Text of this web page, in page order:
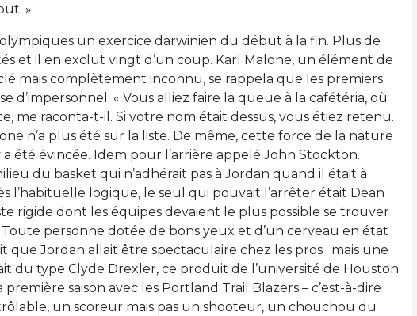
»
un exercice darwinien du début à la fin. Plus de
et il en exclut vingt d’un coup. Karl Malone, un élément de
mais complètement inconnu, se rappela que les premiers
d’impersonnel. « Vous alliez faire la queue à la cafétéria, où
me raconta-t-il. Si votre nom était dessus, vous étiez retenu.
n’a plus été sur la liste. De même, cette force de la nature
été évincée. Idem pour l’arrière appelé John Stockton.
du basket qui n’adhérait pas à Jordan quand il était à
l’habituelle logique, le seul qui pouvait l’arrêter était Dean
rigide dont les équipes devaient le plus possible se trouver
personne dotée de bons yeux et d’un cerveau en état
que Jordan allait être spectaculaire chez les pros ; mais une
du type Clyde Drexler, ce produit de l’université de Houston
saison avec les Portland Trail Blazers – c’est-à-dire
un scoreur mais pas un shooteur, un chouchou du